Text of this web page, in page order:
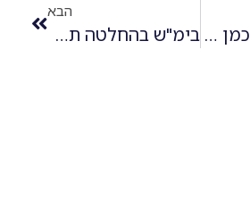
עו"ד אירית רייכמן מציעה לצרף חברות של הבעל במסגרת הליכי גירושין
הבא
בימ"ש בהחלטה תקדימית חייב את האישה לחתום על מסמכים לצורך מחזור המשכנתא על בית הצדדים